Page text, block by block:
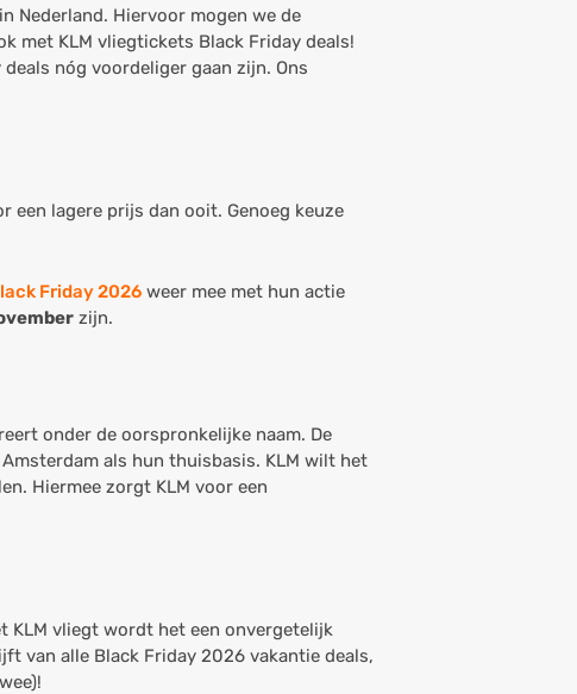
Nederland. Hiervoor mogen we de
met KLM vliegtickets Black Friday deals!
nóg voordeliger gaan zijn. Ons
een lagere prijs dan ooit. Genoeg keuze
Friday 2026 weer mee met hun actie
zijn.
onder de oorspronkelijke naam. De
als hun thuisbasis. KLM wilt het
Hiermee zorgt KLM voor een
KLM vliegt wordt het een onvergetelijk
van alle Black Friday 2026 vakantie deals,